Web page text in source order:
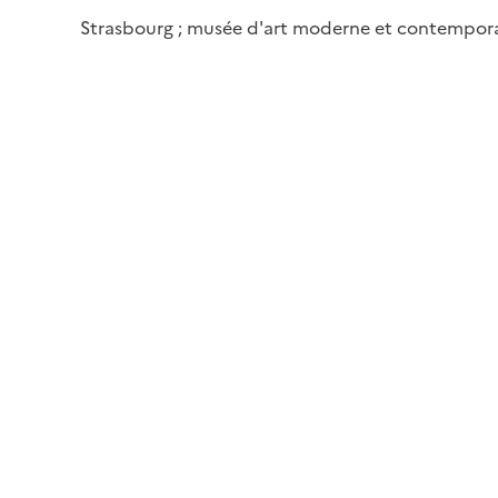
Strasbourg ; musée d'art moderne et